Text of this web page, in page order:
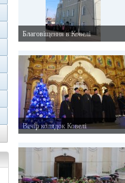
Благовіщення в Ковелі
Вечір колядок Ковелі